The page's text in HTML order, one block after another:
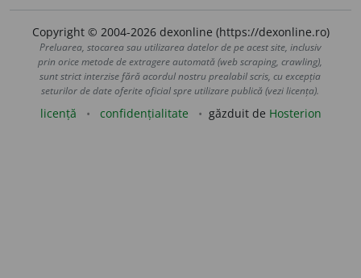
Copyright © 2004-2026 dexonline (https://dexonline.ro)
Preluarea, stocarea sau utilizarea datelor de pe acest site, inclusiv
prin orice metode de extragere automată (web scraping, crawling),
sunt strict interzise fără acordul nostru prealabil scris, cu excepția
seturilor de date oferite oficial spre utilizare publică (vezi licența).
licență confidențialitate găzduit de Hosterion